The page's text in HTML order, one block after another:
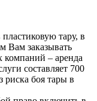
тару, в
Вам заказывать
– аренда
составляет 700
риска боя тары в